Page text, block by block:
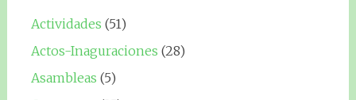
Actividades (51)
Actos-Inaguraciones (28)
Asambleas (5)